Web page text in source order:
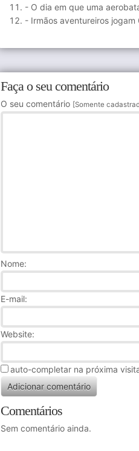
- O dia em que uma
- Irmãos aventureiros
Faça o seu comentário
O seu comentário [Somente
Nome:
E-mail:
Website:
auto-completar na próxima
Comentários
Sem comentário ainda.